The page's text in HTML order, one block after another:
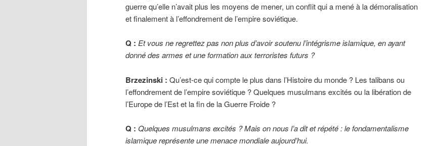
guerre qu’elle n’avait plus les moyens de mener, un conflit qui a mené à la démoralisation
et finalement à l’effondrement de l’empire soviétique.
Q : Et vous ne regrettez pas non plus d’avoir soutenu l’intégrisme islamique, en ayant
donné des armes et une formation aux terroristes futurs ?
Brzezinski : Qu’est-ce qui compte le plus dans l’Histoire du monde ? Les talibans ou
l’effondrement de l’empire soviétique ? Quelques musulmans excités ou la libération de
l’Europe de l’Est et la fin de la Guerre Froide ?
Q : Quelques musulmans excités ? Mais on nous l’a dit et répété : le fondamentalisme
islamique représente une menace mondiale aujourd’hui.